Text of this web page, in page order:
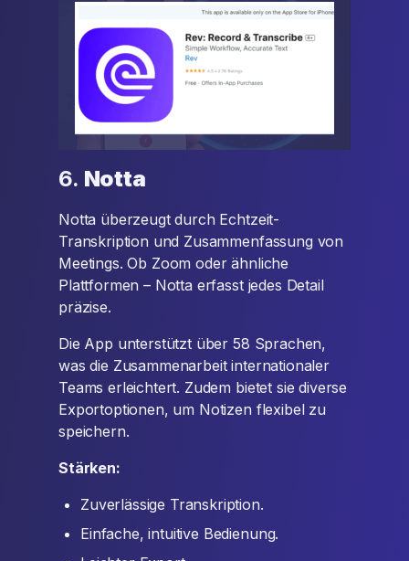
6. Notta
Notta überzeugt durch Echtzeit-
Transkription und Zusammenfassung von
Meetings. Ob Zoom oder ähnliche
Plattformen – Notta erfasst jedes Detail
präzise.
Die App unterstützt über 58 Sprachen,
was die Zusammenarbeit internationaler
Teams erleichtert. Zudem bietet sie diverse
Exportoptionen, um Notizen flexibel zu
speichern.
Stärken:
Zuverlässige Transkription.
Einfache, intuitive Bedienung.